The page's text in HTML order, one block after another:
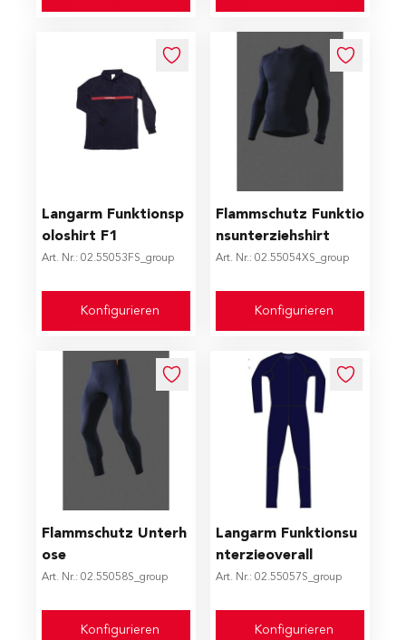
Langarm Funktionsp
oloshirt F1
Art. Nr.: 02.55053FS_group
The price depends on the options chosen on the
Konfigurieren
Flammschutz Funktio
nsunterziehshirt
Art. Nr.: 02.55054XS_group
The price depends on the
Konfigurieren
Flammschutz Unterh
ose
Art. Nr.: 02.55058S_group
The price depends on the options chosen on the
Konfigurieren
Langarm Funktionsu
nterzieoverall
Art. Nr.: 02.55057S_group
The price depends on the
Konfigurieren